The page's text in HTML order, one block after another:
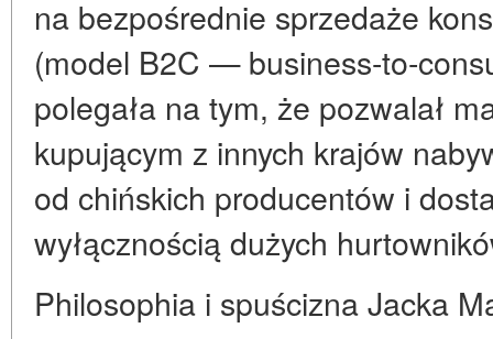
na bezpośrednie sprzedaże
(model B2C — business-to-
polegała na tym, że pozwalał
kupującym z innych krajów
od chińskich producentów i
wyłącznością dużych
Philosophia i spuścizna Jacka